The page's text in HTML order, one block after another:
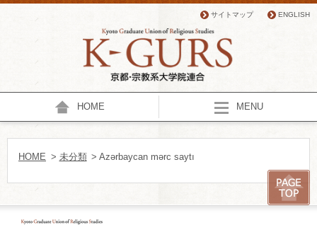
サイトマップ ENGLISH
HOME MENU
HOME > 未分類 > Azərbaycan mərc saytı